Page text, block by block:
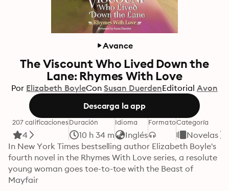
Avance
The Viscount Who Lived Down the
Lane: Rhymes With Love
Por Elizabeth BoyleCon Susan DuerdenEditorial Avon
Descarga la app
207 calificaciones
4
Duración
10 h 34 m
Idioma
Inglés
FormatoCategoría
Novelas
In New York Times bestselling author Elizabeth Boyle's
fourth novel in the Rhymes With Love series, a resolute
young woman goes toe-to-toe with the Beast of
Mayfair